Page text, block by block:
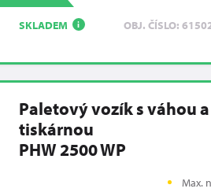
SKLADEM i OBJ. ČÍSLO:
Paletový vozík s váhou a
tiskárnou
PHW 2500 WP
Max.